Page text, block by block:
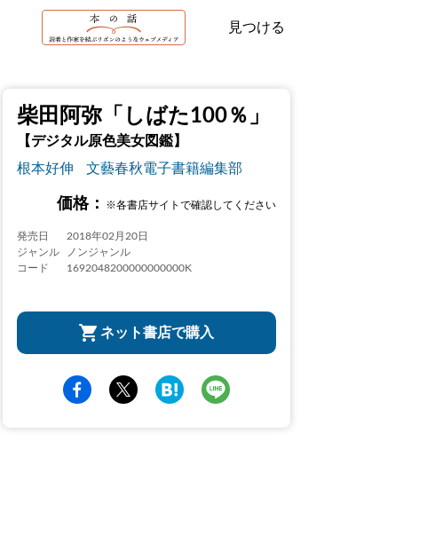
見つける
柴田阿弥「しばた100％」
【デジタル原色美女図鑑】
根本好伸
文藝春秋電子書籍編集部
価格： ※各書店サイトで確認してください
発売日
2018年02月20日
ジャンル
ノンジャンル
コード
1692048200000000000K
ネット書店で購入